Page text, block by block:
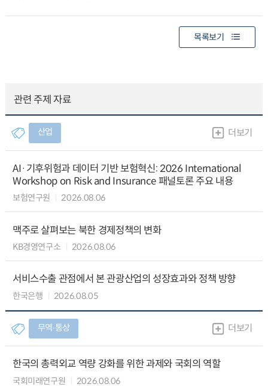
목록보기
관련 주제 자료
산업 더보기
AI·기후위험과 데이터 기반 보험혁신: 2026 International
Workshop on Risk and Insurance 패널토론 주요 내용
보험연구원 2026.08.06
맥주로 살펴보는 북한 경제정책의 변화
KB경영연구소 2026.08.06
서비스수출 관점에서 본 관광산업의 성장효과와 정책 방향
한국은행 2026.08.05
무역∙통상 더보기
한국의 총력외교 역량 강화를 위한 과제와 국회의 역할
국회미래연구원 2026.08.06